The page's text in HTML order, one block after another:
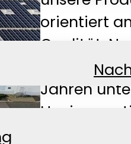
orientiert
Qualität,
höchste
Jahren